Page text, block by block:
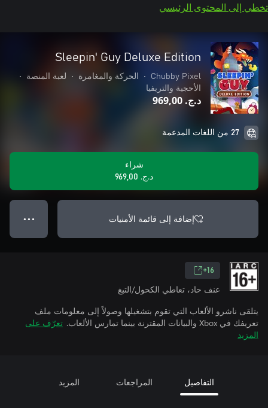
تخطي إلى المحتوى الرئيسي
Sleepin' Guy Deluxe Edition
Chubby Pixel
• الحركة والمغامرة • لعبة المنصة
•
الأحجية والتريفيا
د.ج.‏ 969,00
27 من اللغات المدعمة
شراء
د.ج.‏ 969,00
إضافة إلى قائمة الأمنيات ● ● ●
16+
عنف حاد، تعاطي الكحول/التبغ
يتلقى ناشرو الألعاب التي تقوم بتشغيلها وصولاً إلى معلومات ملف
تعريفك في Xbox والبيانات المقترنة بينما تمارس الألعاب.
تعرّف على
المزيد
التفاصيل المراجعات المزيد